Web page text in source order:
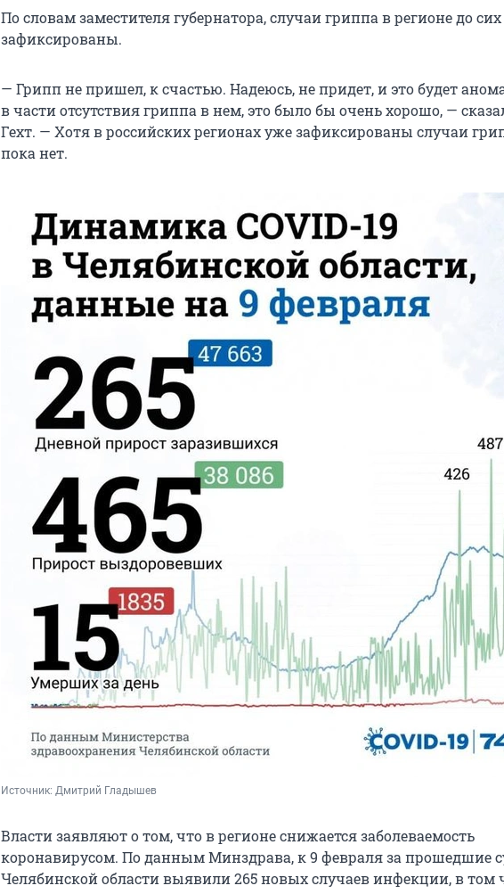
По словам заместителя губернатора, случаи гриппа в регионе до
зафиксированы.
— Грипп не пришел, к счастью. Надеюсь, не придет, и это будет
в части отсутствия гриппа в нем, это было бы очень хорошо, —
Гехт. — Хотя в российских регионах уже зафиксированы случаи
пока нет.
Источник: Дмитрий Гладышев
Власти заявляют о том, что в регионе снижается заболеваемость
коронавирусом. По данным Минздрава, к 9 февраля за прошедшие
Челябинской области выявили 265 новых случаев инфекции, в том